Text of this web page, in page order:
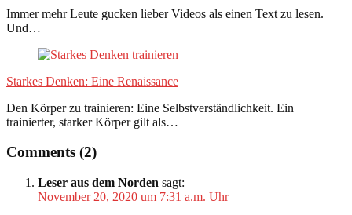
Immer mehr Leute gucken lieber Videos als einen Text zu lesen.
Und…
Starkes Denken: Eine Renaissance
Den Körper zu trainieren: Eine Selbstverständlichkeit. Ein
trainierter, starker Körper gilt als…
Comments (2)
Leser aus dem Norden sagt:
November 20, 2020 um 7:31 a.m. Uhr